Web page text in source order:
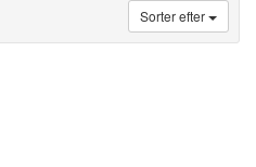
Sorter efter